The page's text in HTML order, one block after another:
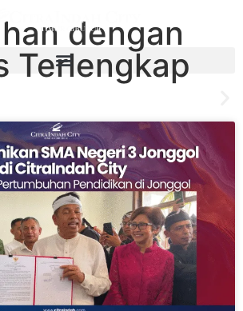
dengan
Terlengkap
dan info promo terbaru CitraIndah City